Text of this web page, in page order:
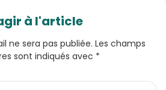
à l'article
ne sera pas publiée. Les champs
sont indiqués avec *